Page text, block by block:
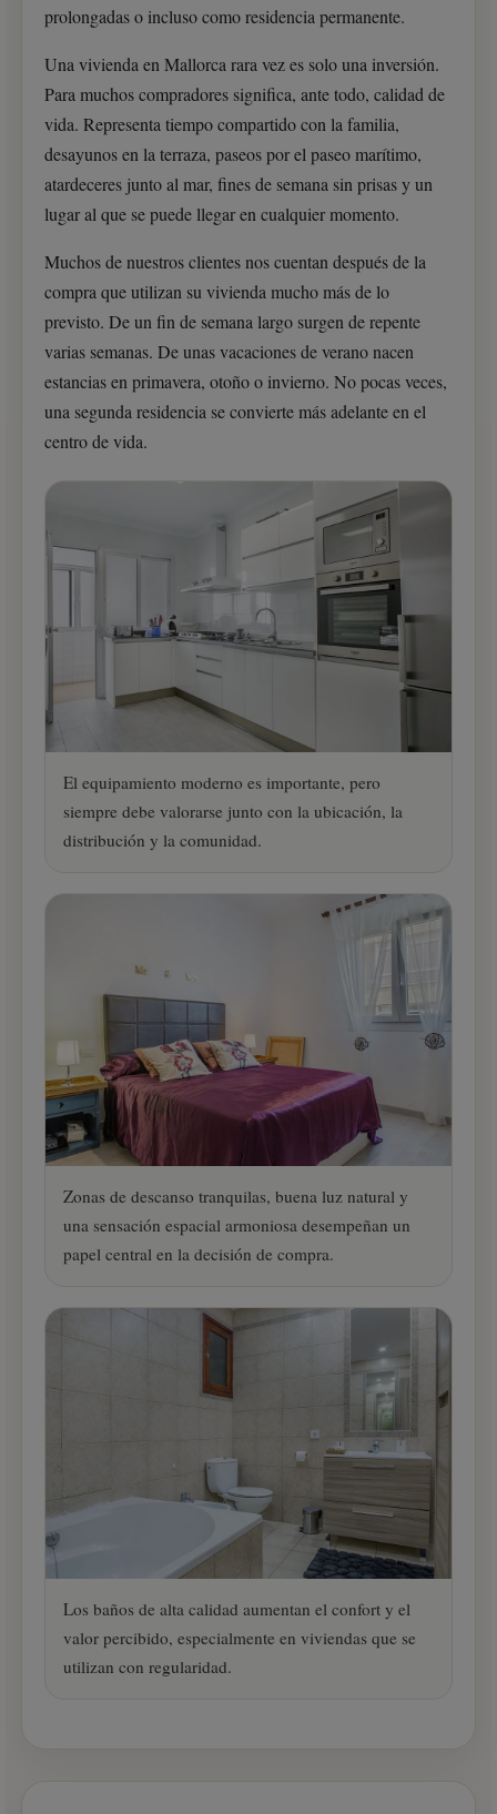
prolongadas o incluso como residencia permanente.
Una vivienda en Mallorca rara vez es solo una inversión.
Para muchos compradores significa, ante todo, calidad de
vida. Representa tiempo compartido con la familia,
desayunos en la terraza, paseos por el paseo marítimo,
atardeceres junto al mar, fines de semana sin prisas y un
lugar al que se puede llegar en cualquier momento.
Muchos de nuestros clientes nos cuentan después de la
compra que utilizan su vivienda mucho más de lo
previsto. De un fin de semana largo surgen de repente
varias semanas. De unas vacaciones de verano nacen
estancias en primavera, otoño o invierno. No pocas veces,
una segunda residencia se convierte más adelante en el
centro de vida.
El equipamiento moderno es importante, pero
siempre debe valorarse junto con la ubicación, la
distribución y la comunidad.
Zonas de descanso tranquilas, buena luz natural y
una sensación espacial armoniosa desempeñan un
papel central en la decisión de compra.
Los baños de alta calidad aumentan el confort y el
valor percibido, especialmente en viviendas que se
utilizan con regularidad.